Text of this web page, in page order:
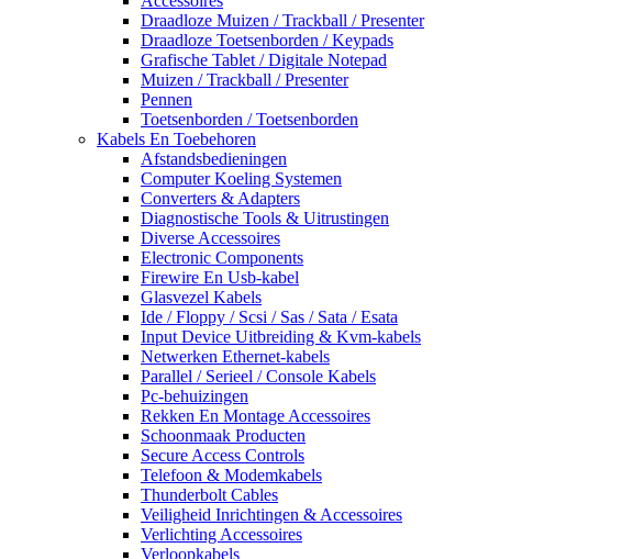
Draadloze Muizen / Trackball / Presenter
Draadloze Toetsenborden / Keypads
Grafische Tablet / Digitale Notepad
Muizen / Trackball / Presenter
Pennen
Toetsenborden / Toetsenborden
Kabels En Toebehoren
Afstandsbedieningen
Computer Koeling Systemen
Converters & Adapters
Diagnostische Tools & Uitrustingen
Diverse Accessoires
Electronic Components
Firewire En Usb-kabel
Glasvezel Kabels
Ide / Floppy / Scsi / Sas / Sata / Esata
Input Device Uitbreiding & Kvm-kabels
Netwerken Ethernet-kabels
Parallel / Serieel / Console Kabels
Pc-behuizingen
Rekken En Montage Accessoires
Schoonmaak Producten
Secure Access Controls
Telefoon & Modemkabels
Thunderbolt Cables
Veiligheid Inrichtingen & Accessoires
Verlichting Accessoires
Verloopkabels